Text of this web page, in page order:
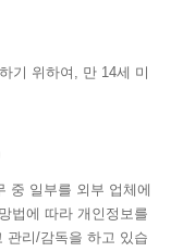
기 위하여, 만 14세 미
중 일부를 외부 업체에
법에 따라 개인정보를
관리/감독을 하고 있습